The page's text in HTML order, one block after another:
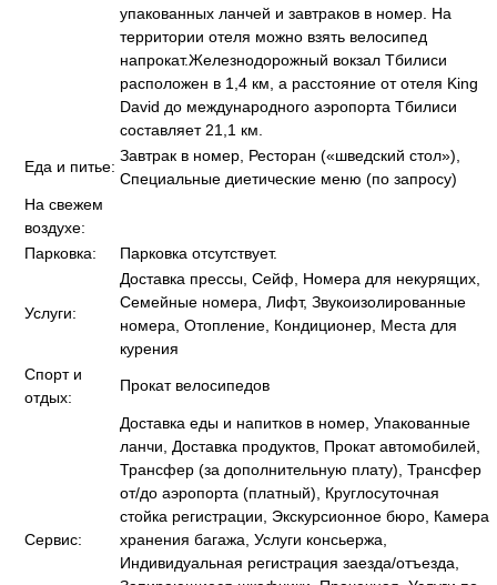
упакованных ланчей и завтраков в номер. На
территории отеля можно взять велосипед
напрокат.Железнодорожный вокзал Тбилиси
расположен в 1,4 км, а расстояние от отеля King
David до международного аэропорта Тбилиси
составляет 21,1 км.
Еда и питье:
Завтрак в номер, Ресторан («шведский стол»),
Специальные диетические меню (по запросу)
На свежем
воздухе:
Парковка:
Парковка отсутствует.
Услуги:
Доставка прессы, Сейф, Номера для некурящих,
Семейные номера, Лифт, Звукоизолированные
номера, Отопление, Кондиционер, Места для
курения
Спорт и
отдых:
Прокат велосипедов
Сервис:
Доставка еды и напитков в номер, Упакованные
ланчи, Доставка продуктов, Прокат автомобилей,
Трансфер (за дополнительную плату), Трансфер
от/до аэропорта (платный), Круглосуточная
стойка регистрации, Экскурсионное бюро, Камера
хранения багажа, Услуги консьержа,
Индивидуальная регистрация заезда/отъезда,